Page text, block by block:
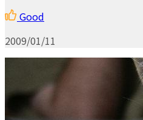
Good
2009/01/11